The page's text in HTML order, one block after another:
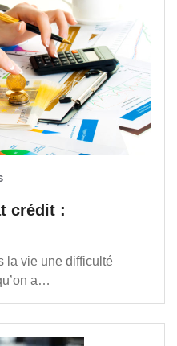
crédit :
la vie une difficulté
a…